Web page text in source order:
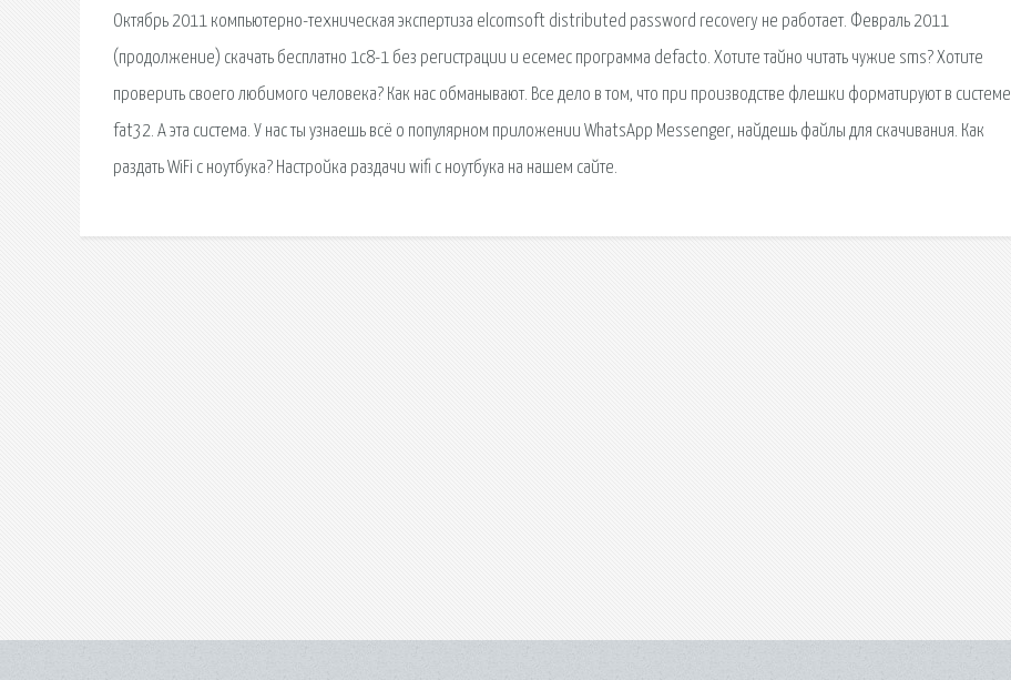
Октябрь 2011 компьютерно-техническая экспертиза elcomsoft distributed password recovery не работает. Февраль 2011
(продолжение) скачать бесплатно 1с8-1 без регистрации и есемес программа defacto. Хотите тайно читать чужие sms? Хотите
проверить своего любимого человека? Как нас обманывают. Все дело в том, что при производстве флешки форматируют в системе
fat32. А эта система. У нас ты узнаешь всё о популярном приложении WhatsApp Messenger, найдешь файлы для скачивания. Как
раздать WiFi с ноутбука? Настройка раздачи wifi с ноутбука на нашем сайте.